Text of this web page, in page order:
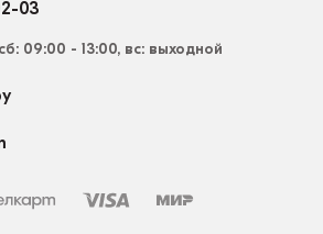
03
09:00 - 13:00, вс: выходной